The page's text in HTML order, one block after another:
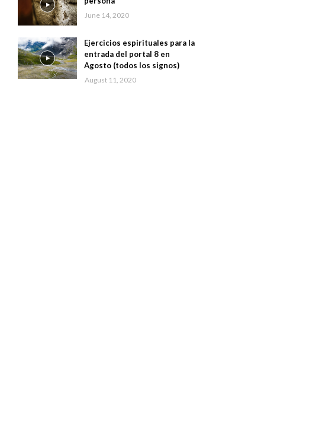
June 14, 2020
Ejercicios espirituales para la
entrada del portal 8 en
Agosto (todos los signos)
August 11, 2020